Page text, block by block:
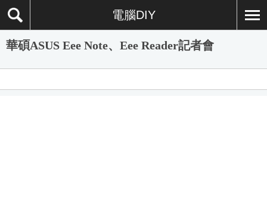
電腦DIY
華碩ASUS Eee Note、Eee Reader記者會